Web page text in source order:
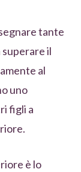
tante
il
al
uno
figli a
è lo